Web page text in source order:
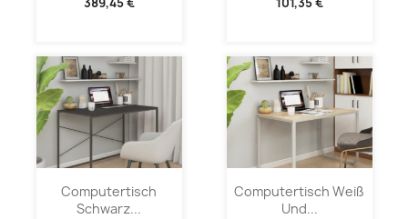
Computertisch
Schwarz...
Computertisch Weiß
Und...